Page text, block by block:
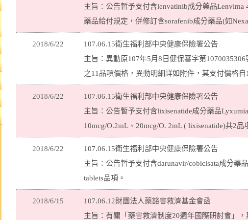
主旨：公告暫予支付含lenvatinib成分藥品Lenvima
藥品給付規定，併修訂含sorafenib成分藥品(如
2018/6/22
107.06.15衛生福利部中央健康保險署公告
主旨：異動原107年5月8日健保審字第
之11品項價格，異動明細詳如附件，其支付價格自
2018/6/22
107.06.15衛生福利部中央健康保險署公告
主旨：公告暫予支付含lixisenatide成分藥品
10mcg/O.2mL、20mcg/O. 2mL ( lixisenatide)共2品
2018/6/22
107.06.15衛生福利部中央健康保險署公告
主旨：公告暫予支付含darunavir/cobicisata成分藥
tablets品項。
2018/6/15
107.06.12財團法人藥豁害救濟基金會函
主旨：有關「藥害救濟制度20週年國際研討會」